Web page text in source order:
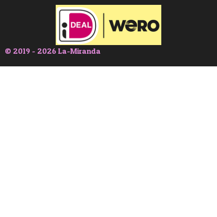
© 2019 - 2026 La-Miranda